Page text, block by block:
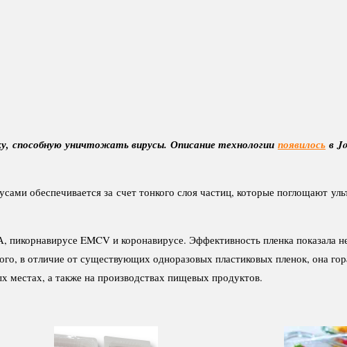
способную уничтожать вирусы. Описание технологии появилось в
обеспечивается за счет тонкого слоя частиц, которые поглощают
EMCV и коронавирусе. Эффективность пленка показала
отличие от существующих одноразовых пластиковых пленок, она
местах, а также на производствах пищевых продуктов.